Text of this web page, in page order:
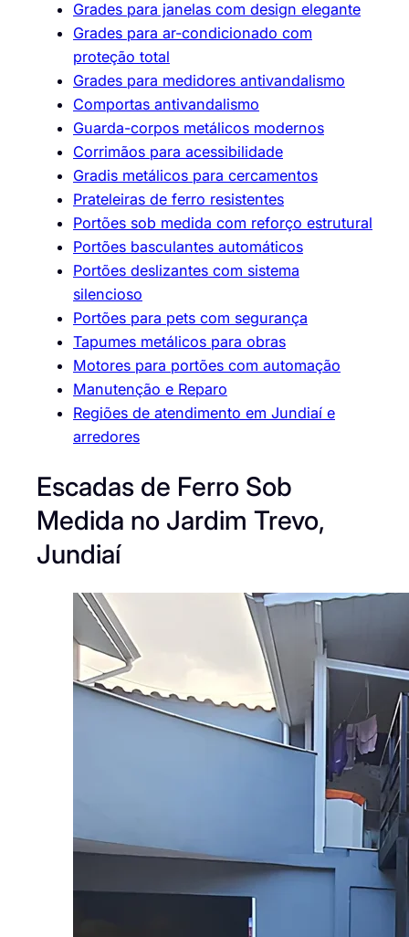
Grades para janelas com design elegante
Grades para ar-condicionado com
proteção total
Grades para medidores antivandalismo
Comportas antivandalismo
Guarda-corpos metálicos modernos
Corrimãos para acessibilidade
Gradis metálicos para cercamentos
Prateleiras de ferro resistentes
Portões sob medida com reforço estrutural
Portões basculantes automáticos
Portões deslizantes com sistema
silencioso
Portões para pets com segurança
Tapumes metálicos para obras
Motores para portões com automação
Manutenção e Reparo
Regiões de atendimento em Jundiaí e
arredores
Escadas de Ferro Sob
Medida no Jardim Trevo,
Jundiaí